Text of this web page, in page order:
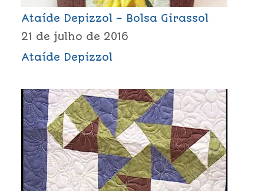
Ataíde Depizzol – Bolsa Girassol
21 de julho de 2016
Ataíde Depizzol